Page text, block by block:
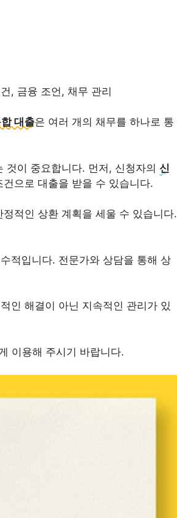
, 금융 조언, 채무 관리
대출은 여러 개의 채무를 하나로 통
것이 중요합니다. 먼저, 신청자의 신
으로 대출을 받을 수 있습니다.
적인 상환 계획을 세울 수 있습니다.
적입니다. 전문가와 상담을 통해 상
인 해결이 아닌 지속적인 관리가 있
이용해 주시기 바랍니다.